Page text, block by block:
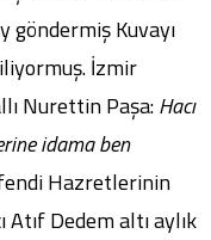
göndermiş Kuvayı
İzmir
Nurettin Paşa:Hacı
idama ben
Hazretlerinin
Dedem altı aylık